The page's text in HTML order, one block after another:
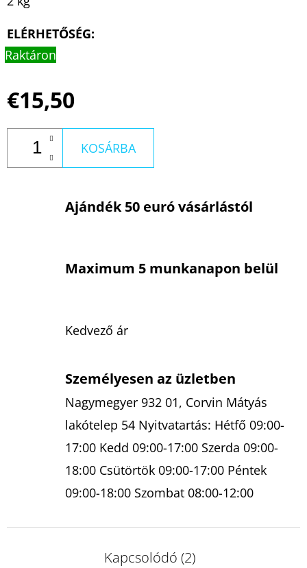
ELÉRHETŐSÉG:
Raktáron
€15,50
KOSÁRBA
Ajándék 50 euró vásárlástól
Maximum 5 munkanapon belül
Kedvező ár
Személyesen az üzletben
Nagymegyer 932 01, Corvin Mátyás
lakótelep 54 Nyitvatartás: Hétfő 09:00-
17:00 Kedd 09:00-17:00 Szerda 09:00-
18:00 Csütörtök 09:00-17:00 Péntek
09:00-18:00 Szombat 08:00-12:00
Kapcsolódó (2)